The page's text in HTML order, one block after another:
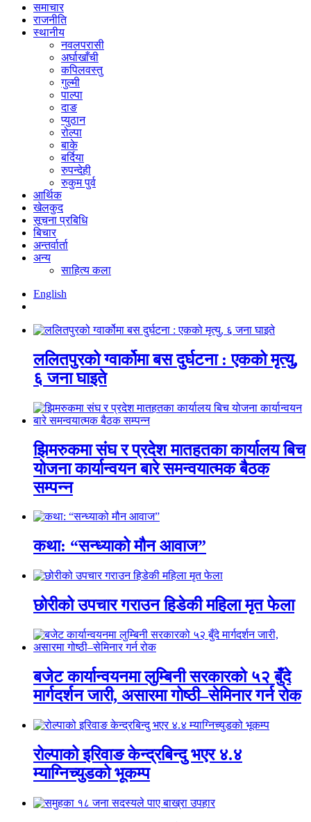
समाचार
राजनीति
स्थानीय
नवलपरासी
अर्घाखाँची
कपिलवस्तु
गुल्मी
पाल्पा
दाङ
प्युठान
रोल्पा
बाके
बर्दिया
रुपन्देही
रुकुम पुर्व
आर्थिक
खेलकुद
सूचना प्रबिधि
बिचार
अन्तर्वार्ता
अन्य
साहित्य कला
English
ललितपुरको ग्वार्कोमा बस दुर्घटना : एकको मृत्यु,
६ जना घाइते
झिमरुकमा संघ र प्रदेश मातहतका कार्यालय बिच
योजना कार्यान्वयन बारे समन्वयात्मक बैठक
सम्पन्न
कथा: “सन्ध्याको मौन आवाज”
छोरीको उपचार गराउन हिडेकी महिला मृत फेला
बजेट कार्यान्वयनमा लुम्बिनी सरकारको ५२ बुँदे
मार्गदर्शन जारी, असारमा गोष्ठी–सेमिनार गर्न रोक
रोल्पाको इरिवाङ केन्द्रबिन्दु भएर ४.४
म्याग्निच्युडको भूकम्प